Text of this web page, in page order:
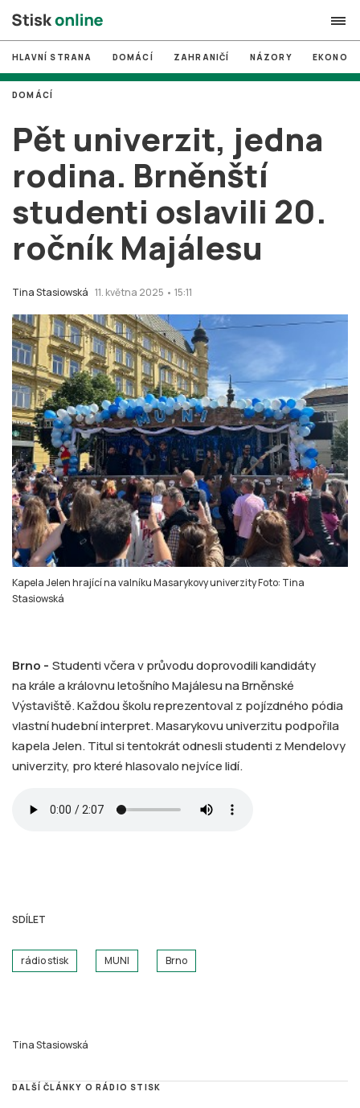
search
# MUNI
# Brno
# volby
login PŘIHLÁSIT SE
Zapomněli jste heslo?
HLAVNÍ STRANA DOMÁCÍ ZAHRANIČÍ NÁZORY
Pět univerzit, jedna
rodina. Brněnští
studenti oslavili 20.
ročník Majálesu
Tina Stasiowská 11. května 2025 • 15:11
DOMÁCÍ
Kapela Jelen hrající na valníku Masarykovy univerzity Foto: Tina
Stasiowská
Brno - Studenti včera v průvodu doprovodili kandidáty
na krále a královnu letošního Majálesu na Brněnské
Výstaviště. Každou školu reprezentoval z pojízdného pódia
vlastní hudební interpret. Masarykovu univerzitu podpořila
kapela Jelen. Titul si tentokrát odnesli studenti z Mendelovy
univerzity, pro které hlasovalo nejvíce lidí.
SDÍLET
rádio stisk MUNI Brno
Tina Stasiowská
DALŠÍ ČLÁNKY O RÁDIO STISK